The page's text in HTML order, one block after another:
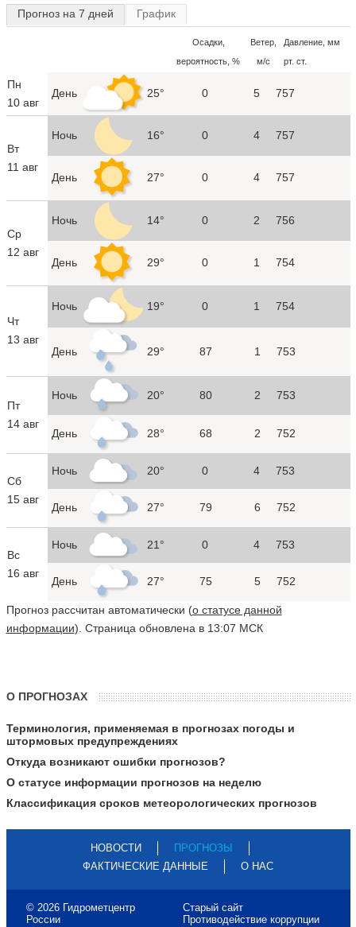
Прогноз на 7 дней График
Осадки,
вероятность, %
Ветер,
м/с
Давление, мм
рт. ст.
Пн
10 авг
День 25° 0 5 757
Вт
11 авг
Ночь 16° 0 4 757
День 27° 0 4 757
Ср
12 авг
Ночь 14° 0 2 756
День 29° 0 1 754
Чт
13 авг
Ночь 19° 0 1 754
День 29° 87 1 753
Пт
14 авг
Ночь 20° 80 2 753
День 28° 68 2 752
Сб
15 авг
Ночь 20° 0 4 753
День 27° 79 6 752
Вс
16 авг
Ночь 21° 0 4 753
День 27° 75 5 752
Прогноз рассчитан автоматически (о статусе данной
информации). Страница обновлена в 13:07 МСК
О ПРОГНОЗАХ
Терминология, применяемая в прогнозах погоды и
штормовых предупреждениях
Откуда возникают ошибки прогнозов?
О статусе информации прогнозов на неделю
Классификация сроков метеорологических прогнозов
НОВОСТИ
ПРОГНОЗЫ
ФАКТИЧЕСКИЕ ДАННЫЕ
О НАС
© 2026 Гидрометцентр
России
Старый сайт
Противодействие коррупции